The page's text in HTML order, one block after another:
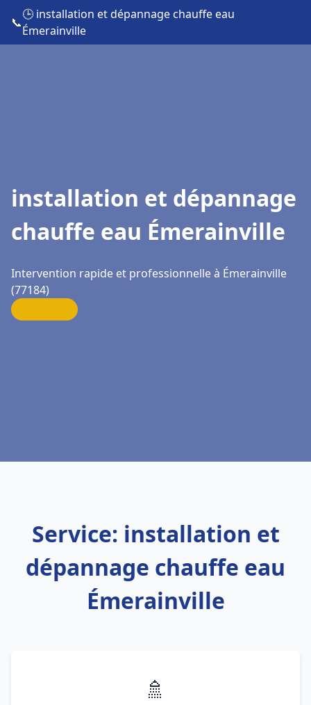
📞
🕒 installation et dépannage chauffe eau
Émerainville
installation et dépannage
chauffe eau Émerainville
Intervention rapide et professionnelle à Émerainville
(77184)
Service: installation et
dépannage chauffe eau
Émerainville
🚿